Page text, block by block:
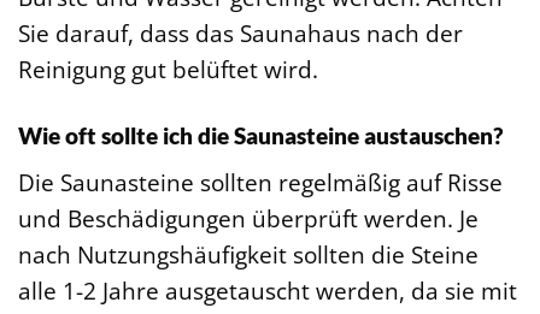
Sie darauf, dass das Saunahaus nach der
Reinigung gut belüftet wird.
Wie oft sollte ich die Saunasteine austauschen?
Die Saunasteine sollten regelmäßig auf Risse
und Beschädigungen überprüft werden. Je
nach Nutzungshäufigkeit sollten die Steine
alle 1-2 Jahre ausgetauscht werden, da sie mit